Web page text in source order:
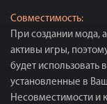
Совместимость:
При создании мода,
активы игры,
будет использовать
установленные в
Несовместимости и